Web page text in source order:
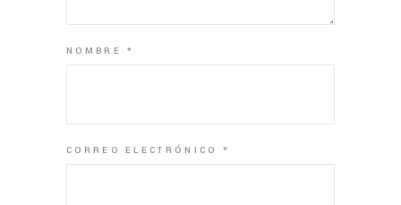
NOMBRE*
CORREO ELECTRÓNICO *